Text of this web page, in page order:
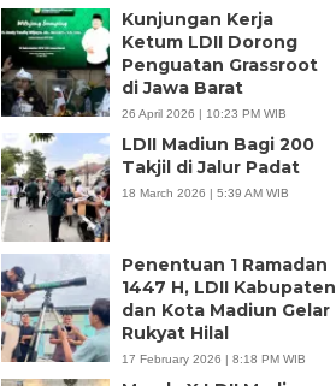
Kunjungan Kerja
Ketum LDII Dorong
Penguatan Grassroot
di Jawa Barat
26 April 2026 | 10:23 PM WIB
LDII Madiun Bagi 200
Takjil di Jalur Padat
18 March 2026 | 5:39 AM WIB
Penentuan 1 Ramadan
1447 H, LDII Kabupaten
dan Kota Madiun Gelar
Rukyat Hilal
17 February 2026 | 8:18 PM WIB